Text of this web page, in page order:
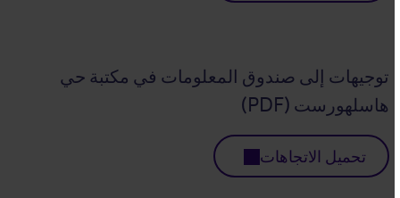
توجيهات إلى صندوق المعلومات في مكتبة حي
هاسلهورست (PDF)
تحميل الاتجاهات